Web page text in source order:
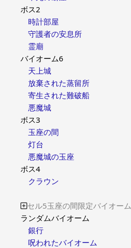
ボス2
時計部屋
守護者の安息所
霊廟
バイオーム6
天上城
放棄された蒸留所
寄生された難破船
悪魔城
ボス3
玉座の間
灯台
悪魔城の玉座
ボス4
クラウン
セル5玉座の間限定バイオーム
ランダムバイオーム
銀行
呪われたバイオーム